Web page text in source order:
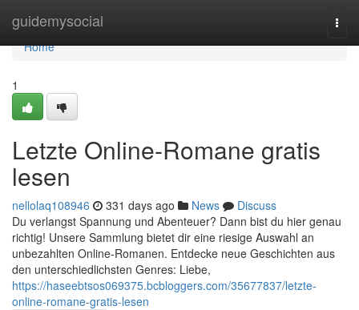
guidemysocial
Home
Home
1
Letzte Online-Romane gratis
lesen
nellolaq108946 331 days ago News
Discuss
Du verlangst Spannung und Abenteuer? Dann bist du hier genau
richtig! Unsere Sammlung bietet dir eine riesige Auswahl an
unbezahlten Online-Romanen. Entdecke neue Geschichten aus
den unterschiedlichsten Genres: Liebe,
https://haseebtsos069375.bcbloggers.com/35677837/letzte-
online-romane-gratis-lesen